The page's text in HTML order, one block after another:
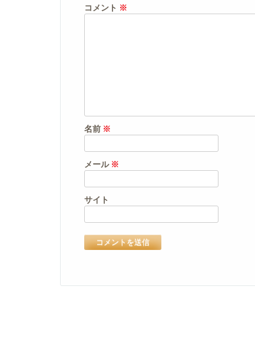
コメント ※
名前 ※
メール ※
サイト